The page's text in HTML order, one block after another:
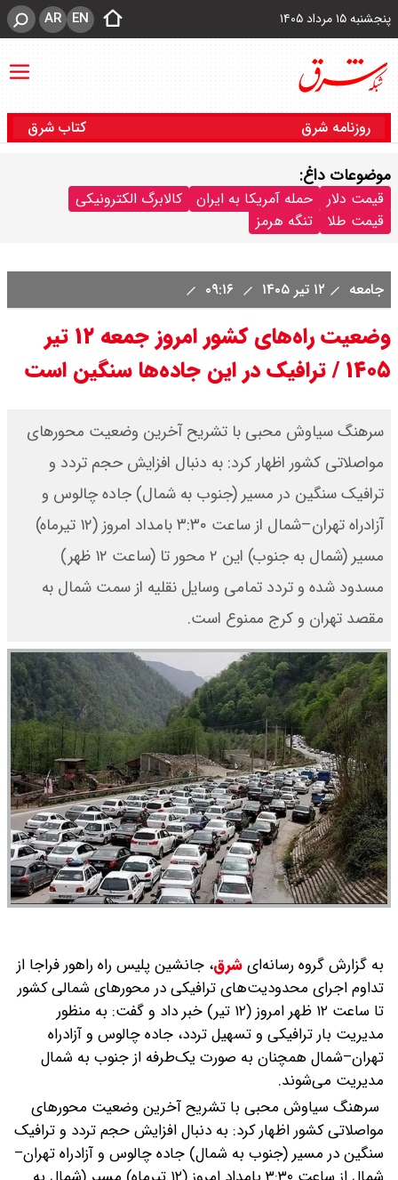
پنجشنبه ۱۵ مرداد ۱۴۰۵ EN
AR
روزنامه شرق کتاب شرق
موضوعات داغ:
قیمت دلار حمله آمریکا به ایران
کالابرگ الکترونیکی
قیمت طلا
تنگه هرمز
جامعه ۱۲ تیر ۱۴۰۵
وضعیت راه‌های کشور امروز جمعه ۱۲ تیر
۱۴۰۵ / ترافیک در این جاد‌ه‌ها سنگین است
سرهنگ سیاوش محبی با تشریح آخرین وضعیت محورهای
مواصلاتی کشور اظهار کرد: به دنبال افزایش حجم تردد و
ترافیک سنگین در مسیر (جنوب به شمال) جاده چالوس و
آزادراه تهران–شمال از ساعت ۳:۳۰ بامداد امروز (۱۲ تیرماه)
مسیر (شمال به جنوب) این ۲ محور تا (ساعت ۱۲ ظهر)
مسدود شده و تردد تمامی وسایل نقلیه از سمت شمال به
مقصد تهران و کرج ممنوع است.
به گزارش گروه رسانه‌ایشرق، جانشین پلیس راه راهور فراجا از
تداوم اجرای محدودیت‌های ترافیکی در محورهای شمالی کشور
تا ساعت ۱۲ ظهر امروز (۱۲ تیر) خبر داد و گفت: به منظور
مدیریت بار ترافیکی و تسهیل تردد، جاده چالوس و آزادراه
تهران–شمال همچنان به صورت یک‌طرفه از جنوب به شمال
مدیریت می‌شوند.
سرهنگ سیاوش محبی با تشریح آخرین وضعیت محورهای
مواصلاتی کشور اظهار کرد: به دنبال افزایش حجم تردد و ترافیک
سنگین در مسیر (جنوب به شمال) جاده چالوس و آزادراه تهران–